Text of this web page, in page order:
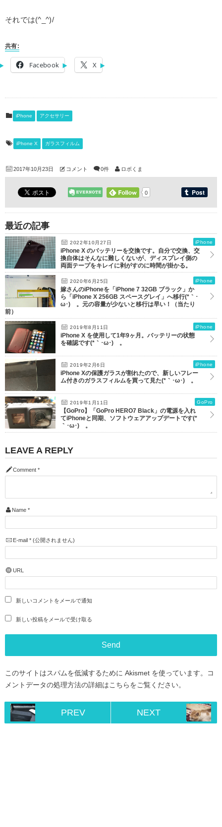
それでは(^_^)/
共有:
Facebook X
iPhone アクセサリー
iPhone X ガラスフィルム
2017年10月23日 コメント 0件 ロボくま
0
最近の記事
2022年10月27日 iPhone
iPhone X のバッテリーを交換です。自分で交換、交
換自体はそんなに難しくないが、ディスプレイ側の
両面テープをキレイに剥がすのに時間が掛かる。
2020年6月25日 iPhone
嫁さんのiPhoneを「iPhone 7 32GB ブラック」か
ら「iPhone X 256GB スペースグレイ」へ移行(*｀･
ω･)ゞ。元の容量が少ないと移行は早い！（当たり
前）
2019年8月11日 iPhone
iPhone X を使用して1年9ヶ月。バッテリーの状態
を確認です(*｀･ω･)ゞ。
2019年2月6日 iPhone
iPhone Xの保護ガラスが割れたので、新しいフレー
ム付きのガラスフィルムを買って見た(*｀･ω･)ゞ。
2019年1月11日 GoPro
【GoPro】「GoPro HERO7 Black」の電源を入れ
てiPhoneと同期、ソフトウェアアップデートです(*
｀･ω･)ゞ。
LEAVE A REPLY
Comment *
Name *
E-mail *(公開されません)
URL
新しいコメントをメールで通知
新しい投稿をメールで受け取る
このサイトはスパムを低減するために Akismet を使っています。
コ
メントデータの処理方法の詳細はこちらをご覧ください。
PREV NEXT